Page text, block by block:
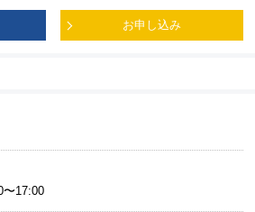
お申し込み
〜17:00